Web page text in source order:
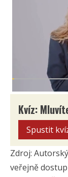
Kvíz:
Spustit
Zdroj:
veřejně